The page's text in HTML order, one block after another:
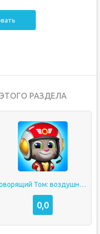
РАЗДЕЛА
Говорящий Том: воздушный бег
0,0